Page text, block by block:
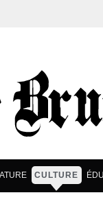
CULTURE